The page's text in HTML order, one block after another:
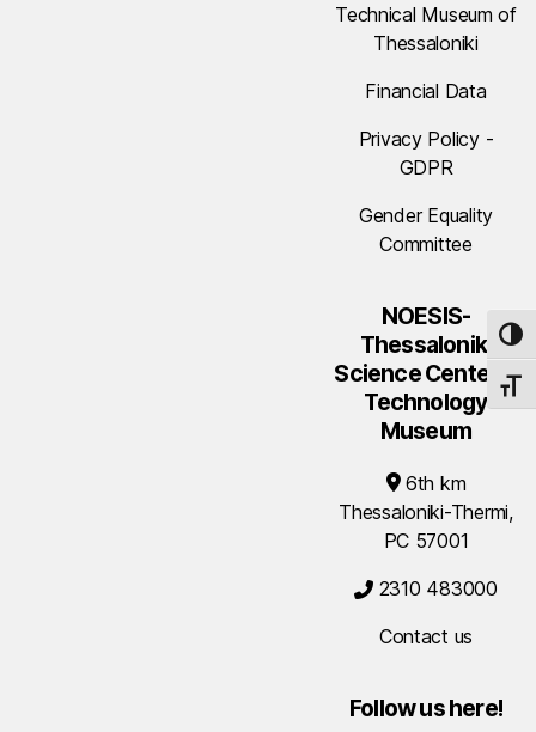
Technical Museum of
Thessaloniki
Financial Data
Privacy Policy -
GDPR
Gender Equality
Committee
NOESIS-
Thessaloniki
Science Center &
Technology
Museum
6th km
Thessaloniki-Thermi,
PC 57001
2310 483000
Contact us
Follow us here!